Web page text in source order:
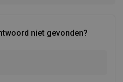
niet gevonden?